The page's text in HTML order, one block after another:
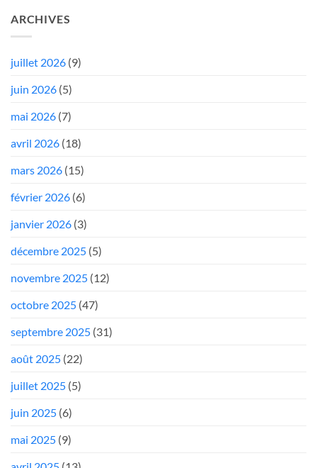
ARCHIVES
juillet 2026 (9)
juin 2026 (5)
mai 2026 (7)
avril 2026 (18)
mars 2026 (15)
février 2026 (6)
janvier 2026 (3)
décembre 2025 (5)
novembre 2025 (12)
octobre 2025 (47)
septembre 2025 (31)
août 2025 (22)
juillet 2025 (5)
juin 2025 (6)
mai 2025 (9)